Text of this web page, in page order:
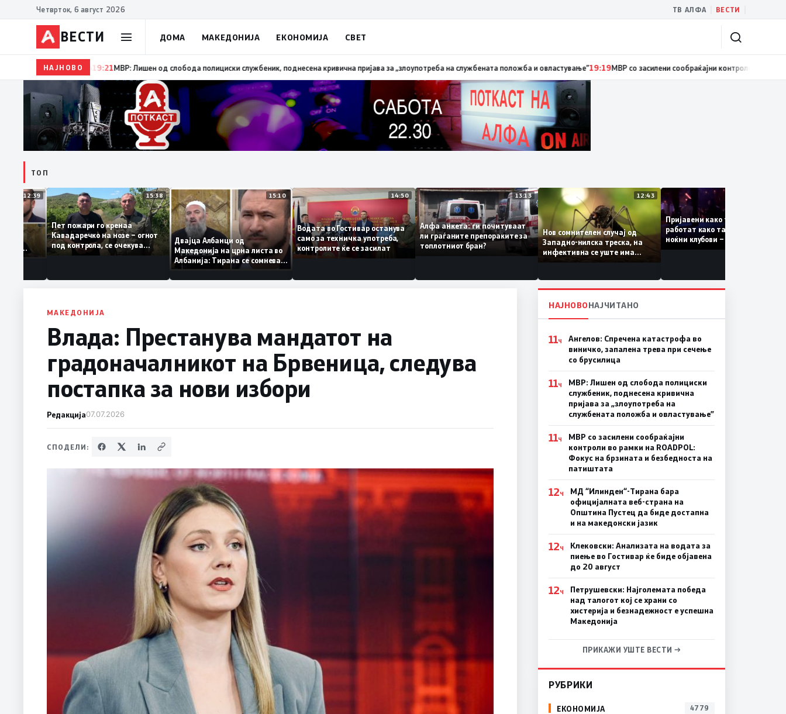
Четврток, 6 август 2026 ТВ АЛФА ВЕСТИ
ВЕСТИ ДОМА МАКЕДОНИЈА ЕКОНОМИЈА СВЕТ
НАЈНОВО19:22Ангелов: Спречена катастрофа во виничко, запалена трева при сечење со брусилица19:21МВР: Лишен од слобода полициски службеник, поднесена кривична пријава за „злоупотреба на
ТОП
12:39
За
му
од
кога му гори
15:38
Пет пожари го кренаа
Кавадаречко на нозе – огнот
под контрола, се очекува
целосно гаснење
15:10
Двајца Албанци од
Македонија на црна листа во
Албанија: Тирана се сомнева
дека работеле за
терористички организации
14:50
Водата во Гостивар останува
само за техничка употреба,
контролите ќе се засилат
13:13
Алфа анкета: ги почитуваат
ли граѓаните препораките за
топлотниот бран?
12:43
Нов сомнителен случај од
Западно-нилска треска, на
инфективна се уште има
пациенти во критична
Пријавени како туристки, а
работат како танчерки во
ноќни клубови – полицијата
откри сомнителна шема за
МАКЕДОНИЈА
Влада: Престанува мандатот на
градоначалникот на Брвеница, следува
постапка за нови избори
Редакција07.07.2026
СПОДЕЛИ:
НАЈНОВОНАЈЧИТАНО
11Ч
Ангелов: Спречена катастрофа во
виничко, запалена трева при сечење
со брусилица
11Ч
МВР: Лишен од слобода полициски
службеник, поднесена кривична
пријава за „злоупотреба на
службената положба и овластување”
11Ч
МВР со засилени сообраќајни
контроли во рамки на ROADPOL:
Фокус на брзината и безбедноста на
патиштата
12Ч
МД “Илинден“-Тирана бара
официјалната веб-страна на
Општина Пустец да биде достапна
и на македонски јазик
12Ч
Клековски: Анализата на водата за
пиење во Гостивар ќе биде објавена
до 20 август
12Ч
Петрушевски: Најголемата победа
над талогот кој се храни со
хистерија и безнадежност е успешна
Македонија
ПРИКАЖИ УШТЕ ВЕСТИ →
РУБРИКИ
ЕКОНОМИЈА 4779